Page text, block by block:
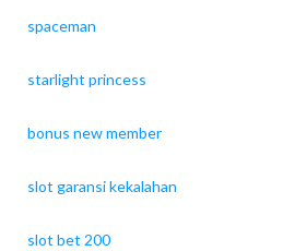
spaceman
starlight princess
bonus new member
slot garansi kekalahan
slot bet 200